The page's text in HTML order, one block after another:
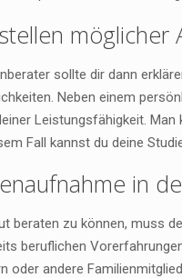
sollte dir dann
Neben einem
Leistungsfähigkeit. Man
Fall kannst du deine
in
beraten zu können, muss
beruflichen
oder andere